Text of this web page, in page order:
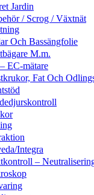
Jardin
/ Scrog / Växtnät
Och Bassängfolie
M.m.
EC-mätare
Fat Och
Integra
–